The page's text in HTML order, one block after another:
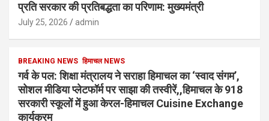
प्रति सरकार की प्रतिबद्धता का परिणाम: मुख्यमंत्री
July 25, 2026 admin
BREAKING NEWS हिमाचल NEWS
गर्व के पल: शिक्षा मंत्रालय ने सराहा हिमाचल का ‘स्वाद संगम’,
सोशल मीडिया प्लेटफॉर्म पर साझा की तस्वीरें,,हिमाचल के 918
सरकारी स्कूलों में हुआ केरल-हिमाचल Cuisine Exchange
कार्यक्रम